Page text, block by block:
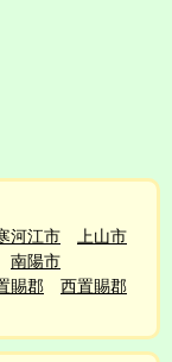
河江市
上山市
南陽市
賜郡
西置賜郡